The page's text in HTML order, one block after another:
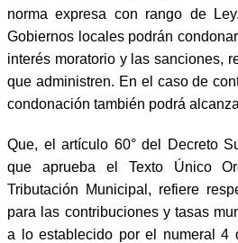
norma expresa con rango de
Gobiernos locales podrán
interés moratorio y las sanciones,
que administren. En el caso de
condonación también podrá
Que, el artículo 60° del Decreto
que aprueba el Texto Único
Tributación Municipal, refiere
para las contribuciones y tasas
a lo establecido por el numeral 4